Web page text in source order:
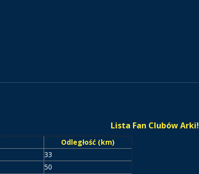
Lista Fan Clubów Arki!
Odległość (km)
33
50